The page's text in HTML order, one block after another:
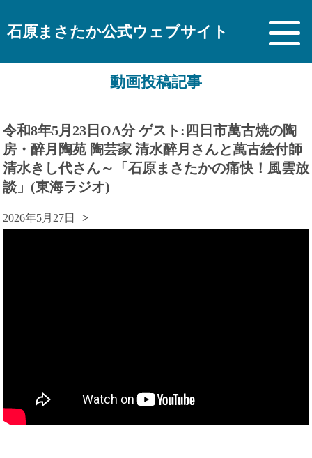
石原まさたか公式ウェブサイト
動画投稿記事
令和8年5月23日OA分 ゲスト:四日市萬古焼の陶
房・醉月陶苑 陶芸家 清水醉月さんと萬古絵付師
清水きし代さん～「石原まさたかの痛快！風雲放
談」(東海ラジオ)
2026年5月27日